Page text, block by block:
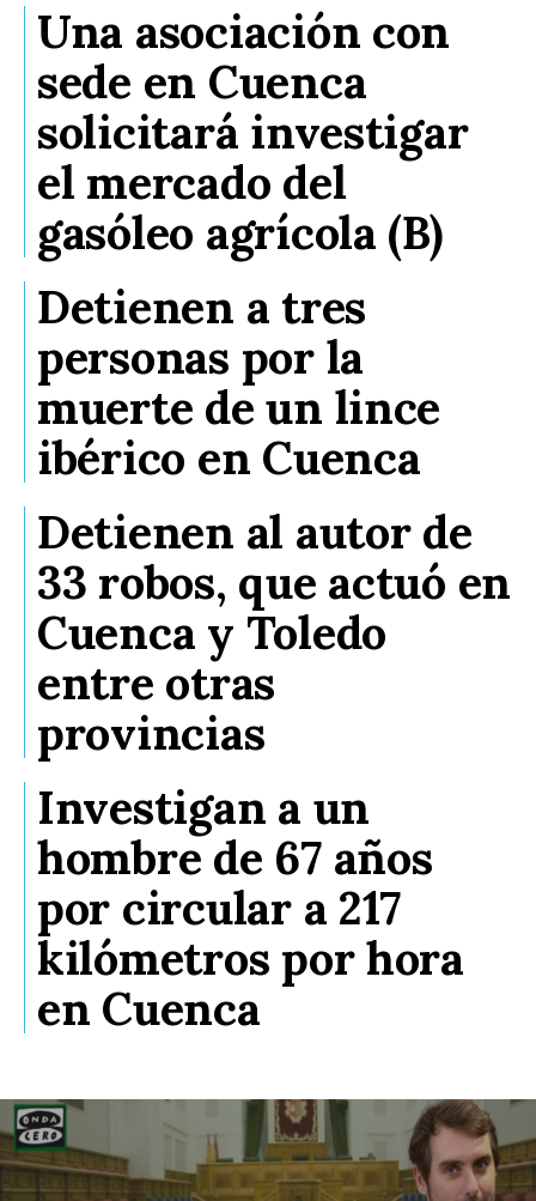
Una asociación con
sede en Cuenca
solicitará investigar
el mercado del
gasóleo agrícola (B)
Detienen a tres
personas por la
muerte de un lince
ibérico en Cuenca
Detienen al autor de
33 robos, que actuó en
Cuenca y Toledo
entre otras
provincias
Investigan a un
hombre de 67 años
por circular a 217
kilómetros por hora
en Cuenca